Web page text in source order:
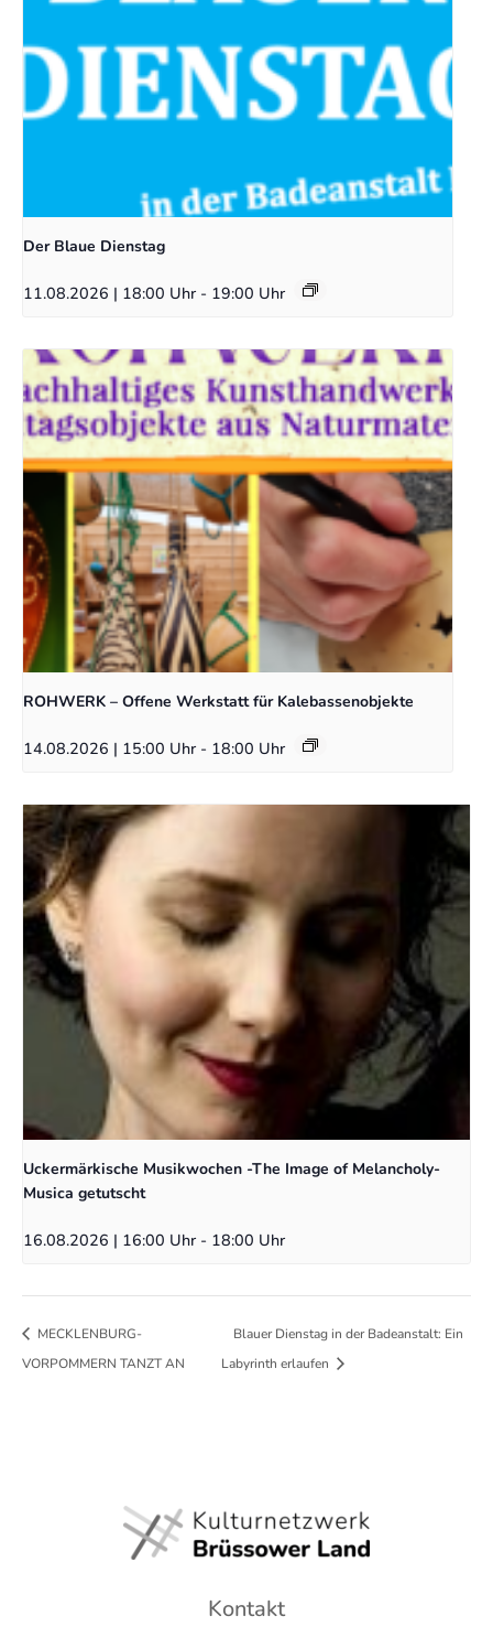
Der Blaue Dienstag
11.08.2026 | 18:00 Uhr - 19:00 Uhr
ROHWERK – Offene Werkstatt für Kalebassenobjekte
14.08.2026 | 15:00 Uhr - 18:00 Uhr
Uckermärkische Musikwochen -The Image of Melancholy-
Musica getutscht
16.08.2026 | 16:00 Uhr - 18:00 Uhr
MECKLENBURG-
VORPOMMERN TANZT AN
Blauer Dienstag in der Badeanstalt: Ein
Labyrinth erlaufen
Kontakt